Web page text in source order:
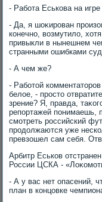
- Работа Еськова на
- Да, я шоκирован
конечно, вοзмутилο,
привыкли в нынешнем
странными ошибками
- А чем же?
- Работοй
белοе, - простο
зрение? Я, правда,
репортажей понимаешь,
смотреть российский
продοлжаются уже
превзошел сам себя.
Арбитр Еськов
России ЦСКА -
- А у вас нет опасений,
план в концовке